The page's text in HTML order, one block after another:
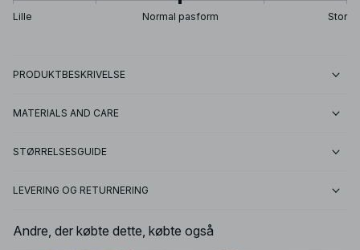
Lille Normal pasform Stor
PRODUKTBESKRIVELSE
MATERIALS AND CARE
STØRRELSESGUIDE
LEVERING OG RETURNERING
Andre, der købte dette, købte også